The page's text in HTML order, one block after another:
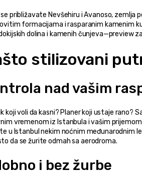
se približavate Nevšehiru i Avanoso,
formacijama i rasparanim kamenim
dolina i kamenih čunjeva—preview
stilizovani
nad vašim
koji voli da kasni? Planer koji ustaje rano?
vremenom iz Istanbula i vašim
u Istanbul nekim noćnim međunarodnim
da se žurite odmah sa aerodroma.
i bez žurbe